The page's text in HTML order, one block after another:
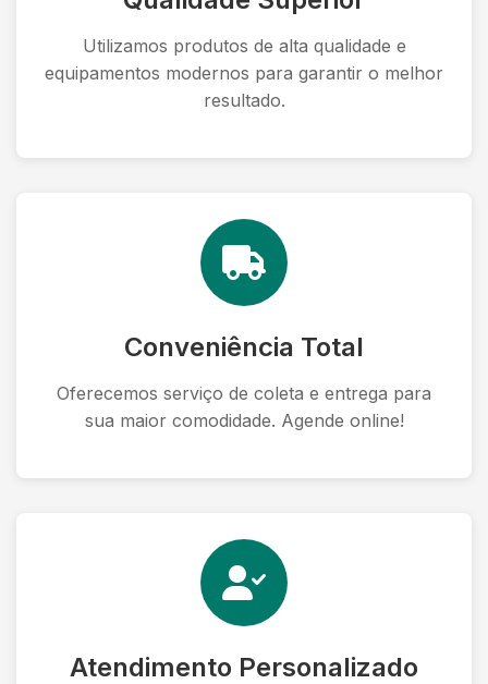
Utilizamos produtos de alta qualidade e
equipamentos modernos para garantir o melhor
resultado.
Conveniência Total
Oferecemos serviço de coleta e entrega para
sua maior comodidade. Agende online!
Atendimento Personalizado